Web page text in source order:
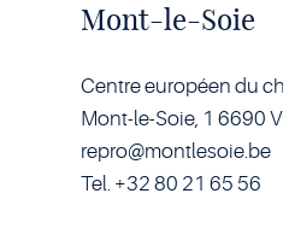
Mont-le-Soie
Centre européen du
Mont-le-Soie, 1 6690
repro@montlesoie.be
Tel. +32 80 21 65 56